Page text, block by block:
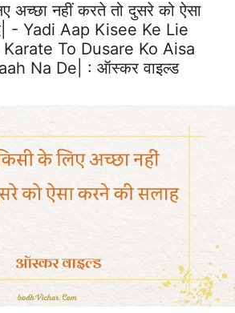
अच्छा नहीं करते तो दुसरे को ऐसा
- Yadi Aap Kisee Ke Lie
To Dusare Ko Aisa
Na De| : ऑस्कर वाइल्ड